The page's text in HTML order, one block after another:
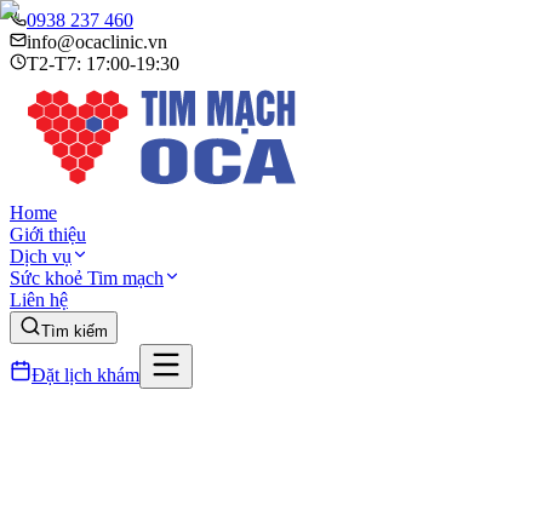
0938 237 460
info@ocaclinic.vn
T2-T7: 17:00-19:30
Home
Giới thiệu
Dịch vụ
Sức khoẻ Tim mạch
Liên hệ
Tìm kiếm
Đặt lịch khám